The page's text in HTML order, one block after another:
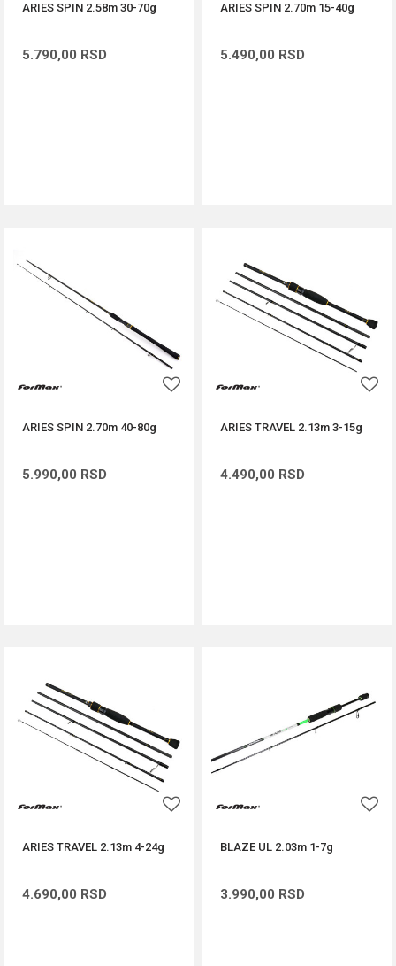
ARIES SPIN 2.58m 30-70g
5.790,00 RSD
ARIES SPIN 2.70m 15-40g
5.490,00 RSD
ARIES SPIN 2.70m 40-80g
5.990,00 RSD
ARIES TRAVEL 2.13m 3-15g
4.490,00 RSD
ARIES TRAVEL 2.13m 4-24g
4.690,00 RSD
BLAZE UL 2.03m 1-7g
3.990,00 RSD